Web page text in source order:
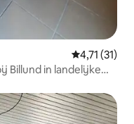
Gemiddelde
4,71 (31)
Billund in landelijke